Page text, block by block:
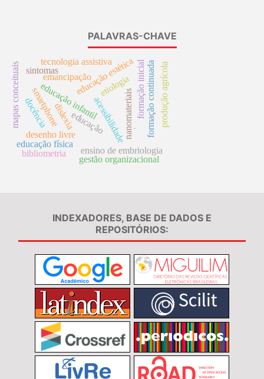
PALAVRAS-CHAVE
desenho livre
educação infantil
educação estética
acessibilidade
tecnologia assistiva
dislexia
smartphone .
ensino de embriologia
mapas conceituais formação inicial
gestão organizacional
docência formação continuada
emancipação
educação física
nanomateriais produção agrícola
bibliometria
etiologia
educação
sintomas
INDEXADORES, BASE DE DADOS E
REPOSITÓRIOS: